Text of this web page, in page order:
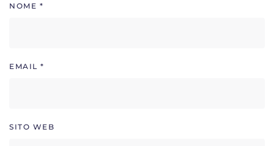
NOME *
EMAIL *
SITO WEB